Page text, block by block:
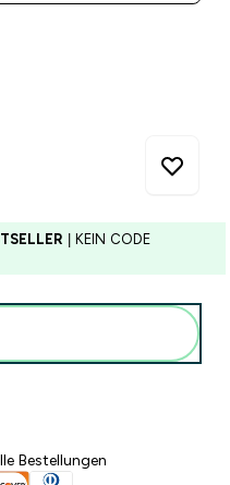
| KEIN CODE
Bestellungen